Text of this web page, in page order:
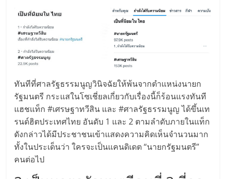
รน
ไชส์
ขาย
หน้า
บ้าน
ลงทุน
ทันทีที่ศาลรัฐธรรมนูญวินิจฉัยให้พ้นจากตำแหน่งนายก
รัฐมนตรี กระแสในโซเชี่ยลเกี่ยวกับเรื่องนี้ก็ร้อนแรงทันที
แฮชแท็ก #เศรษฐาทวีสิน และ #ศาลรัฐธรรมนูญ ได้ขึ้นเท
รนด์ฮิตประเทศไทย อันดับ 1 และ 2 ตามลำดับภายในแท็ก
ดังกล่าวได้มีประชาชนเข้าแสดงความคิดเห็นจำนวนมาก
ทั้งในประเด็นว่า ใครจะเป็นแคนดิเดต “นายกรัฐมนตรี”
คนต่อไป